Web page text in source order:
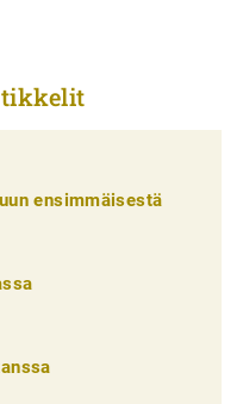
ensimmäisestä